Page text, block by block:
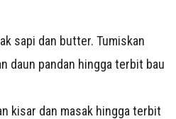
sapi dan butter. Tumiskan
daun pandan hingga terbit bau
kisar dan masak hingga terbit